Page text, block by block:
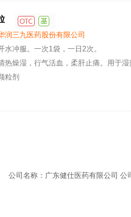
润三九医药股份有限公司
水冲服。一次1袋，一日2次。
热燥湿，行气活血，柔肝止痛。用于湿热内
粒剂
公司名称：广东健仕医药有限公司